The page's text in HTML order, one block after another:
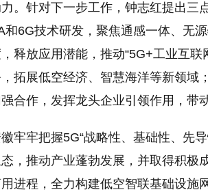
。针对下一步工作，钟志红提出三
6G技术研发，聚焦通感一体、无
释放应用潜能，推动“5G+工业互联
拓展低空经济、智慧海洋等新领域
合作，发挥龙头企业引领作用，带
牢牢把握5G“战略性、基础性、先导
，推动产业蓬勃发展，并取得积极
进程，全力构建低空智联基础设施